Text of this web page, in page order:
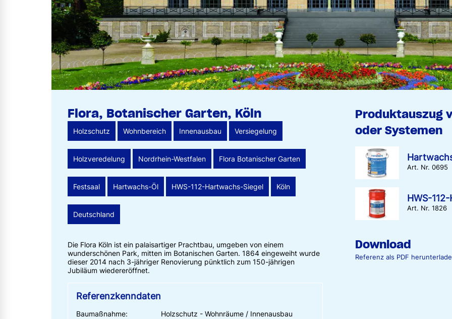
Flora, Botanischer Garten, Köln
Holzschutz Wohnbereich Innenausbau Versiegelung
Holzveredelung Nordrhein-Westfalen Flora Botanischer Garten
Festsaal Hartwachs-Öl HWS-112-Hartwachs-Siegel Köln
Deutschland
Die Flora Köln ist ein palaisartiger Prachtbau, umgeben von einem
wunderschönen Park, mitten im Botanischen Garten. 1864 eingeweiht wurde
dieser 2014 nach 3-jähriger Renovierung pünktlich zum 150-jährigen
Jubiläum wiedereröffnet.
Referenzkenndaten
Baumaßnahme:
Holzschutz - Wohnräume / Innenausbau
Produktauszug
oder Systemen
Art. Nr. 0695
HWS-
Art. Nr. 1826
Download
Referenz als PDF